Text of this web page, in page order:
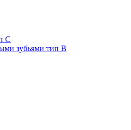
C
зубьями тип B